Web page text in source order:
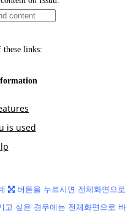
버튼을 누르시면 전체화면으로
고 싶은 경우에는 전체화면으로 바